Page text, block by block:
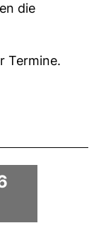
die
Termine.